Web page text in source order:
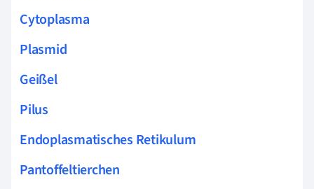
Cytoplasma
Plasmid
Geißel
Pilus
Endoplasmatisches Retikulum
Pantoffeltierchen